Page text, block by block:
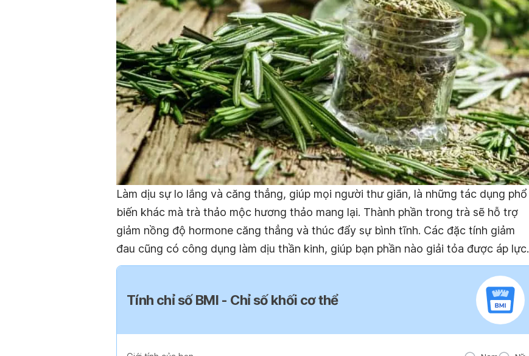
Làm dịu sự lo lắng và căng thẳng, giúp mọi người thư giãn, là những tác dụng phổ
biến khác mà trà thảo mộc hương thảo mang lại. Thành phần trong trà sẽ hỗ trợ
giảm nồng độ hormone căng thẳng và thúc đẩy sự bình tĩnh. Các đặc tính giảm
đau cũng có công dụng làm dịu thần kinh, giúp bạn phần nào giải tỏa được áp lực.
Tính chỉ số BMI - Chỉ số khối cơ thể